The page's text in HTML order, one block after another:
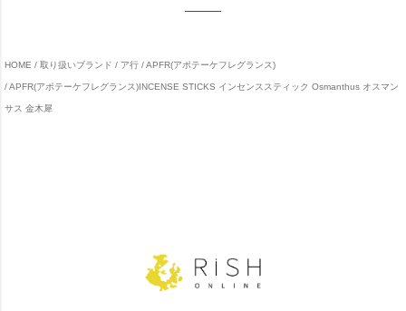
HOME 取り扱いブランド ア行 APFR(アポテーケフレグランス)
APFR(アポテーケフレグランス)INCENSE STICKS インセンススティック Osmanthus オスマン
サス 金木犀